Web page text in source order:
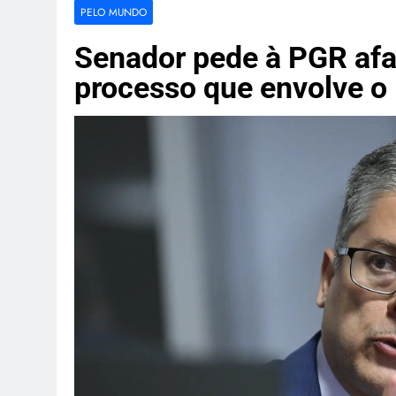
Indústria de
3 Semanas Ago
Canoa vira
3 Semanas Ago
Dupla é
3 Semanas Ago
PELO MUNDO
Senador pede à PGR
processo que envolve